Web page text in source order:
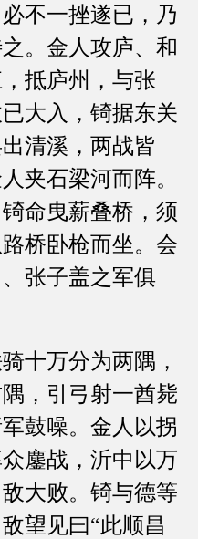
不一挫遂已，乃
。金人攻庐、和
抵庐州，与张
大入，锜据东关
清溪，两战皆
夹石梁河而阵。
命曳薪叠桥，须
桥卧枪而坐。会
张子盖之军俱
万分为两隅，
，引弓射一酋毙
鼓噪。金人以拐
鏖战，沂中以万
大败。锜与德等
望见曰“此顺昌